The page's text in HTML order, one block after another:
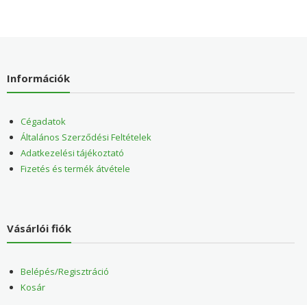
Információk
Cégadatok
Általános Szerződési Feltételek
Adatkezelési tájékoztató
Fizetés és termék átvétele
Vásárlói fiók
Belépés/Regisztráció
Kosár